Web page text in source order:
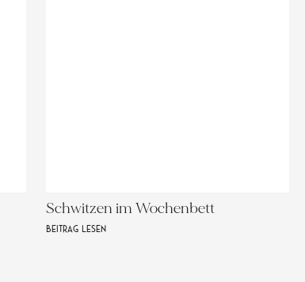
Schwitzen im Wochenbett
BEITRAG LESEN